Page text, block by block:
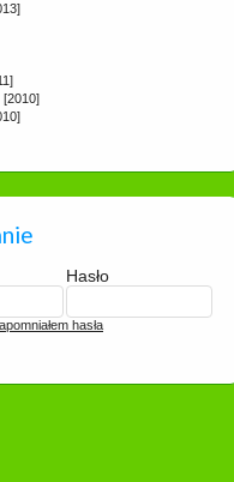
[2010]
Hasło
hasła